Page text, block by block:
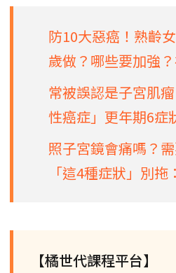
防10大惡癌！熟齡
歲做？哪些要加強
常被誤認是子宮肌
性癌症」更年期6症
照子宮鏡會痛嗎？
「這4種症狀」別
【橘世代課程平台】